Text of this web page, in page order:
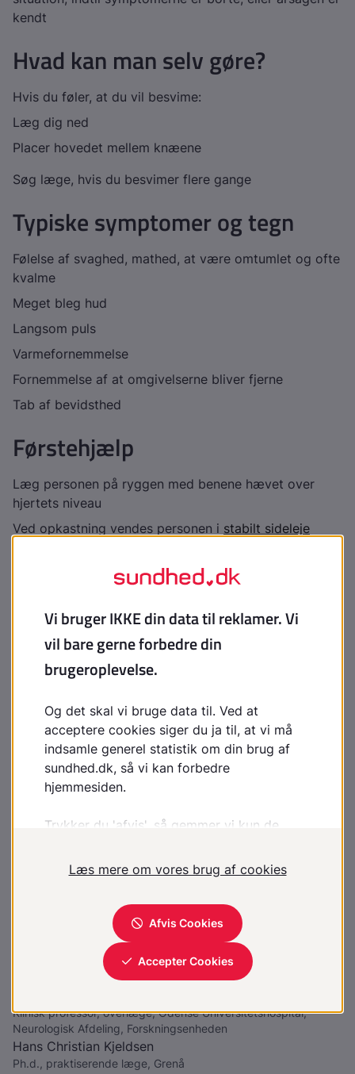
kendt
Hvad kan man selv gøre?
Hvis du føler, at du vil besvime:
Læg dig ned
Placer hovedet mellem knæene
Søg læge, hvis du besvimer flere gange
Typiske symptomer og tegn
Følelse af svaghed, mathed, at være omtumlet og ofte
kvalme
Meget bleg hud
Langsom puls
Varmefornemmelse
Fornemmelse af at omgivelserne bliver fjerne
Tab af bevidsthed
Førstehjælp
Læg personen på ryggen med benene hævet over
hjertets niveau
Ved opkastning vendes personen i stabilt sideleje
Hvis personen ikke trækker vejret eller ikke hurtigt
en besvimelse. Start med hjerte-lunge-redning
voksen ). Tilkald akut medicinsk hjælp. Ring 112
Andre skader
Hvis personen er kommet til skade som følge af
besvimelsen, kan der være behov for vurdering ved
Vil du vide mere?
Fagmedarbejdere
Klinisk professor, overlæge, Odense Universitetshospital,
Neurologisk Afdeling, Forskningsenheden
Hans Christian Kjeldsen
Ph.d., praktiserende læge, Grenå